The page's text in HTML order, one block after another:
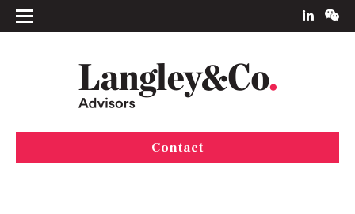
Contact